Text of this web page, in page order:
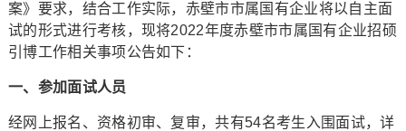
案》要求，结合工作实际，赤壁市市属国有企业将以自主面
试的形式进行考核，现将2022年度赤壁市市属国有企业招硕
引博工作相关事项公告如下：
一、参加面试人员
经网上报名、资格初审、复审，共有54名考生入围面试，详